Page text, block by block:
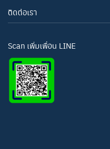
ติดต่อเรา
โทรศัพท์: 093-3277343
อีเมล: hightechwichian@gmail.com
Scan เพิ่มเพื่อน LINE